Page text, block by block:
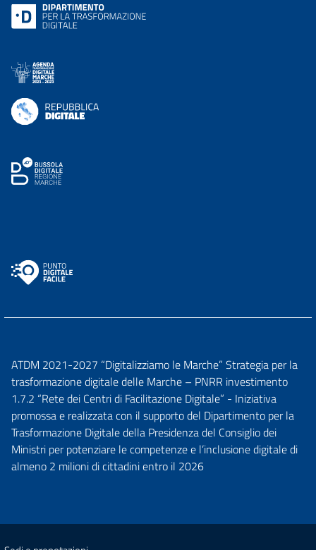
ATDM 2021-2027 “Digitalizziamo le Marche” Strategia per la
trasformazione digitale delle Marche – PNRR investimento
1.7.2 “Rete dei Centri di Facilitazione Digitale” - Iniziativa
promossa e realizzata con il supporto del Dipartimento per la
Trasformazione Digitale della Presidenza del Consiglio dei
Ministri per potenziare le competenze e l’inclusione digitale di
almeno 2 milioni di cittadini entro il 2026